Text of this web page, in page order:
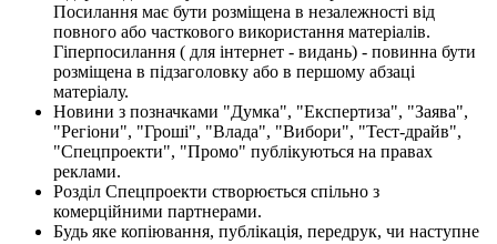
Посилання має бути розміщена в незалежності від
повного або часткового використання матеріалів.
Гіперпосилання ( для інтернет - видань) - повинна бути
розміщена в підзаголовку або в першому абзаці
матеріалу.
Новини з позначками "Думка", "Експертиза", "Заява",
"Регіони", "Гроші", "Влада", "Вибори", "Тест-драйв",
"Спецпроекти", "Промо" публікуються на правах
реклами.
Розділ Спецпроекти створюється спільно з
комерційними партнерами.
Будь яке копіювання, публікація, передрук, чи наступне